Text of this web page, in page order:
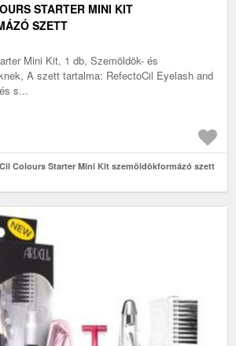
STARTER MINI KIT
SZETT
Mini Kit, 1 db, Szemöldök- és
A szett tartalma: RefectoCil Eyelash and
s...
Colours Starter Mini Kit szemöldökformázó szett